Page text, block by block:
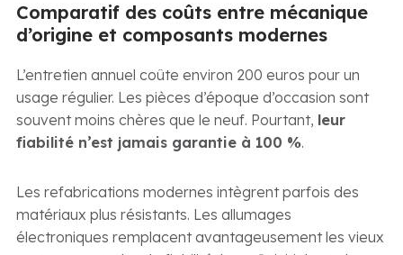
Comparatif des coûts entre mécanique
d’origine et composants modernes
L’entretien annuel coûte environ 200 euros pour un
usage régulier. Les pièces d’époque d’occasion sont
souvent moins chères que le neuf. Pourtant, leur
fiabilité n’est jamais garantie à 100 %.
Les refabrications modernes intègrent parfois des
matériaux plus résistants. Les allumages
électroniques remplacent avantageusement les vieux